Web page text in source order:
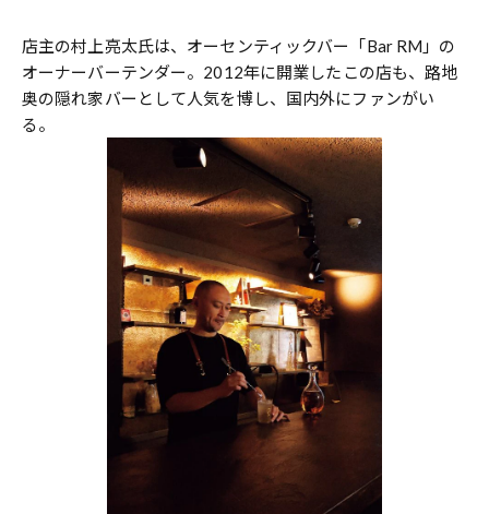
店主の村上亮太氏は、オーセンティックバー「Bar RM」の
オーナーバーテンダー。2012年に開業したこの店も、路地
奥の隠れ家バーとして人気を博し、国内外にファンがい
る。